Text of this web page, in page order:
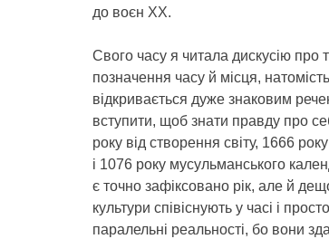
до воєн ХХ.
Свого часу я читала дискусію про
позначення часу й місця,
відкривається дуже знаковим
вступити, щоб знати правду про
року від створення світу, 1666
і 1076 року мусульманського
є точно зафіксовано рік, але й
культури співіснують у часі і
паралельні реальності, бо вони